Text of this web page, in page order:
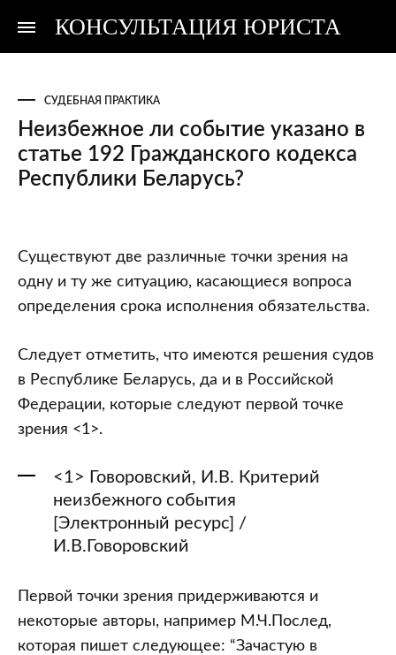
КОНСУЛЬТАЦИЯ ЮРИСТА
Консультация
Консультация
СУДЕБНАЯ ПРАКТИКА
Неизбежное ли событие указано в
статье 192 Гражданского кодекса
Республики Беларусь?
Неизбежное
ли
событие
в
статье
192
Гражданского
Республики
Беларусь?
Существуют две различные точки зрения на
одну и ту же ситуацию, касающиеся вопроса
определения срока исполнения обязательства.
Следует отметить, что имеются решения судов
в Республике Беларусь, да и в Российской
Федерации, которые следуют первой точке
зрения <1>.
<1> Говоровский, И.В. Критерий
неизбежного события
[Электронный ресурс] /
И.В.Говоровский
Первой точки зрения придерживаются и
некоторые авторы, например М.Ч.Послед,
которая пишет следующее: “Зачастую в